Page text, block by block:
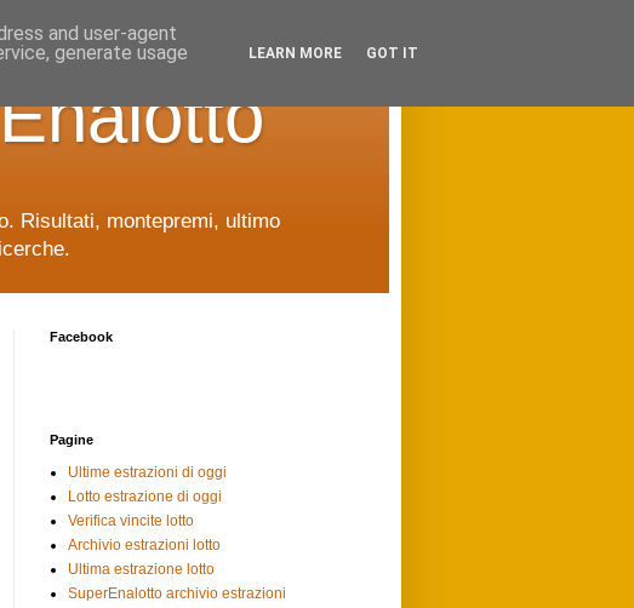
Risultati, montepremi, ultimo
Facebook
Pagine
Ultime estrazioni di oggi
Lotto estrazione di oggi
Verifica vincite lotto
Archivio estrazioni lotto
Ultima estrazione lotto
SuperEnalotto archivio estrazioni
and user-agent
generate usage
LEARN MORE GOT IT